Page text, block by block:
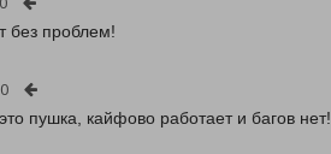
без проблем!
пушка, кайфово работает и багов нет!